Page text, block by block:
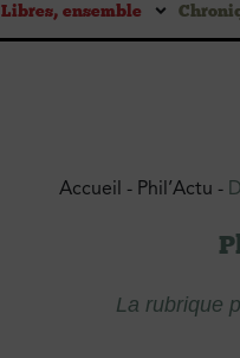
Libres, ensemble
Accueil - Phil’Actu -
La rubrique